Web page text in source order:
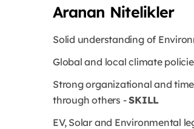
Aranan Nitelikler
Solid understanding of
Global and local climate
Strong organizational and
through others -SKILL
EV, Solar and Environmental